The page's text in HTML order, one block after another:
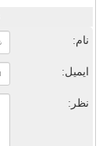
نام:
ایمیل:
نظر: